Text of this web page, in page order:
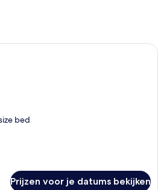
Een moderne hotelkamer met een
bed
Prijzen voor je datums bekijken